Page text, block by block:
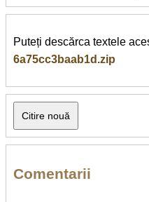
Puteți descărca textele
6a75cc3baab1d.zip
Comentarii